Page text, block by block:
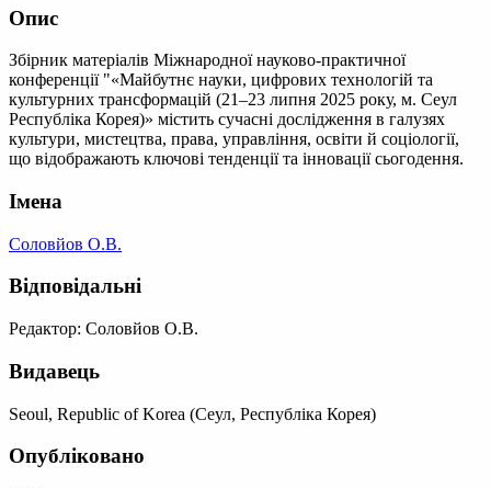
Опис
Збірник матеріалів Міжнародної науково-практичної
конференції "«Майбутнє науки, цифрових технологій та
культурних трансформацій (21–23 липня 2025 року, м. Сеул
Республіка Корея)» містить сучасні дослідження в галузях
культури, мистецтва, права, управління, освіти й соціології,
що відображають ключові тенденції та інновації сьогодення.
Імена
Соловйов О.В.
Відповідальні
Редактор: Соловйов О.В.
Видавець
Seoul, Republic of Korea (Сеул, Республіка Корея)
Опубліковано